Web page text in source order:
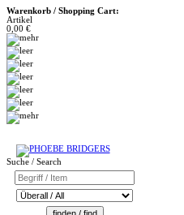
Warenkorb / Shopping Cart:
Artikel
0,00 €
Suche / Search